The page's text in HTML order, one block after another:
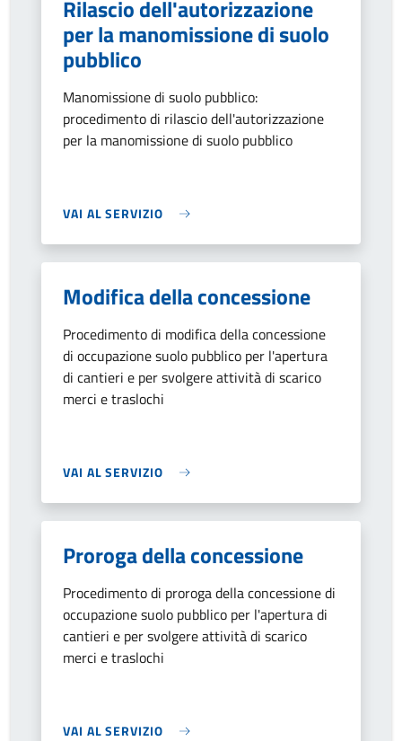
Rilascio dell'autorizzazione
per la manomissione di suolo
pubblico
Manomissione di suolo pubblico:
procedimento di rilascio dell'autorizzazione
per la manomissione di suolo pubblico
VAI AL SERVIZIO
Modifica della concessione
Procedimento di modifica della concessione
di occupazione suolo pubblico per l'apertura
di cantieri e per svolgere attività di scarico
merci e traslochi
VAI AL SERVIZIO
Proroga della concessione
Procedimento di proroga della concessione di
occupazione suolo pubblico per l'apertura di
cantieri e per svolgere attività di scarico
merci e traslochi
VAI AL SERVIZIO